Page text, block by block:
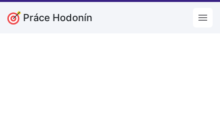
Práce Hodonín